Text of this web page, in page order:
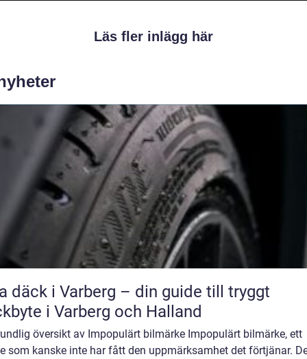
Läs fler inlägg här
däck i Varberg – din guide till tryggt
i Varberg och Halland
översikt av Impopulärt bilmärke Impopulärt bilmärke, ett
som kanske inte har fått den uppmärksamhet det förtjänar.